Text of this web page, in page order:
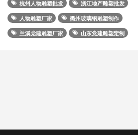
杭州人物雕塑批发 浙江地产雕塑批发
人物雕塑厂家 衢州玻璃钢雕塑制作
兰溪党建雕塑厂家 山东党建雕塑定制